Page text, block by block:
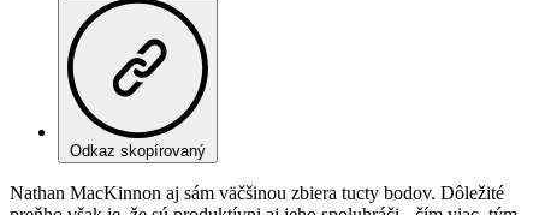
Odkaz skopírovaný
Nathan MacKinnon aj sám väčšinou zbiera tucty bodov. Dôležité